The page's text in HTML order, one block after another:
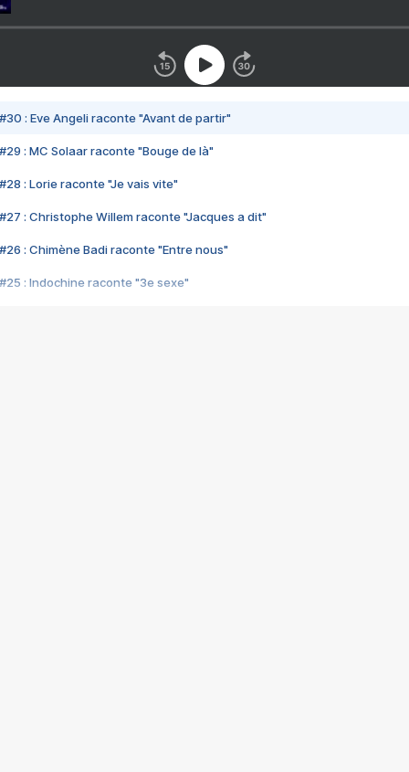
#30 : Eve Angeli raconte "Avant de partir"
#29 : MC Solaar raconte "Bouge de là"
#28 : Lorie raconte "Je vais vite"
#27 : Christophe Willem raconte "Jacques a dit"
#26 : Chimène Badi raconte "Entre nous"
#25 : Indochine raconte "3e sexe"